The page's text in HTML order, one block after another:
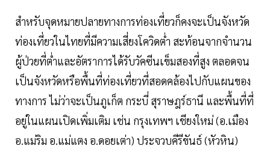
สำหรับจุดหมายปลายทางการท่องเที่ยวก็คงจะเป็นจังหวัด
ท่องเที่ยวในไทยที่มีความเสี่ยงโควิดต่ำ สะท้อนจากจำนวน
ผู้ป่วยที่ต่ำและอัตราการได้รับวัคซีนเข็มสองที่สูง ตลอดจน
เป็นจังหวัดหรือพื้นที่ท่องเที่ยวที่สอดคล้องไปกับแผนของ
ทางการ ไม่ว่าจะเป็นภูเก็ต กระบี่ สุราษฎร์ธานี และพื้นที่ที่
อยู่ในแผนเปิดเพิ่มเติม เช่น กรุงเทพฯ เชียงใหม่ (อ.เมือง
อ.แม่ริม อ.แม่แตง อ.ดอยเต่า) ประจวบคีรีขันธ์ (หัวหิน)